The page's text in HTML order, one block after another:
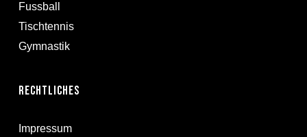
Fussball
Tischtennis
Gymnastik
Rechtliches
Impressum